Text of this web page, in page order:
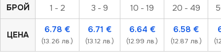
БРОЙ 1 - 2 3 - 9 10 - 19 20 - 49
ЦЕНА
6.78 €
(13.26 лв.)
6.71 €
(13.12 лв.)
6.64 €
(12.99 лв.)
6.58 €
(12.87 лв.)